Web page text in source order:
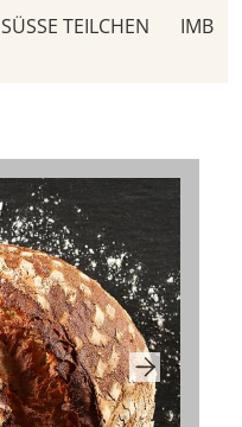
SÜSSE TEILCHEN
Next